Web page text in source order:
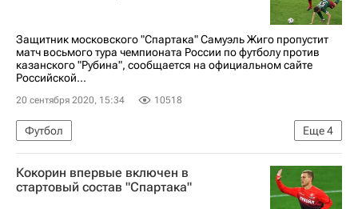
Алекс Крал
Защитник московского "Спартака" Самуэль Жиго пропустит
матч восьмого тура чемпионата России по футболу против
казанского "Рубина", сообщается на официальном сайте
Российской...
20 сентября 2020, 15:34 10518
Еще4
Футбол
РПЛ 2026-2027 (Чемпионат России по футболу)
Спартак Москва
Рубин Самуэль Жиго
Кокорин впервые включен в
стартовый состав "Спартака"